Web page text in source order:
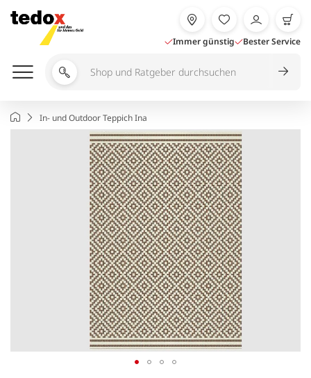
Inhalt
springen
Immer günstig Bester Service
Shop
durchsuchen
StartseiteIn- und Outdoor Teppich Ina